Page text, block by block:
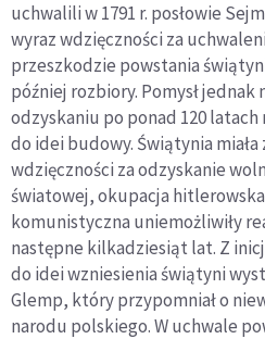
uchwalili w 1791 r. posłowie
wyraz wdzięczności za
przeszkodzie powstania
później rozbiory. Pomysł jednak
odzyskaniu po ponad 120
do idei budowy. Świątynia
wdzięczności za odzyskanie
światowej, okupacja
komunistyczna uniemożliwiły
następne kilkadziesiąt lat. Z
do idei wzniesienia świątyni
Glemp, który przypomniał o
narodu polskiego. W uchwale